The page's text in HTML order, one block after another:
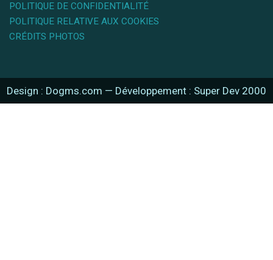
POLITIQUE DE CONFIDENTIALITÉ
POLITIQUE RELATIVE AUX COOKIES
CRÉDITS PHOTOS
Design : Dogms.com — Développement : Super Dev 2000